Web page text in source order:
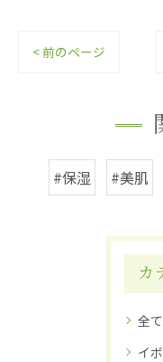
< 前のページ
#保湿 #美肌
カ
全
イボ